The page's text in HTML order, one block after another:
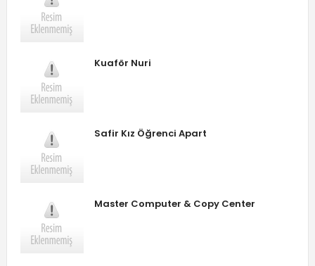
Kuaför Nuri
Safir Kız Öğrenci Apart
Master Computer & Copy Center